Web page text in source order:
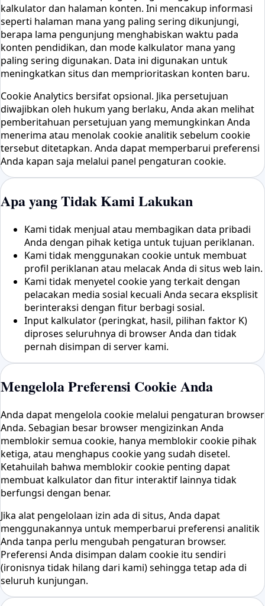
kalkulator dan halaman konten. Ini mencakup informasi
seperti halaman mana yang paling sering dikunjungi,
berapa lama pengunjung menghabiskan waktu pada
konten pendidikan, dan mode kalkulator mana yang
paling sering digunakan. Data ini digunakan untuk
meningkatkan situs dan memprioritaskan konten baru.
Cookie Analytics bersifat opsional. Jika persetujuan
diwajibkan oleh hukum yang berlaku, Anda akan melihat
pemberitahuan persetujuan yang memungkinkan Anda
menerima atau menolak cookie analitik sebelum cookie
tersebut ditetapkan. Anda dapat memperbarui preferensi
Anda kapan saja melalui panel pengaturan cookie.
Apa yang Tidak Kami Lakukan
Kami tidak menjual atau membagikan data pribadi
Anda dengan pihak ketiga untuk tujuan periklanan.
Kami tidak menggunakan cookie untuk membuat
profil periklanan atau melacak Anda di situs web lain.
Kami tidak menyetel cookie yang terkait dengan
pelacakan media sosial kecuali Anda secara eksplisit
berinteraksi dengan fitur berbagi sosial.
Input kalkulator (peringkat, hasil, pilihan faktor K)
diproses seluruhnya di browser Anda dan tidak
pernah disimpan di server kami.
Mengelola Preferensi Cookie Anda
Anda dapat mengelola cookie melalui pengaturan browser
Anda. Sebagian besar browser mengizinkan Anda
memblokir semua cookie, hanya memblokir cookie pihak
ketiga, atau menghapus cookie yang sudah disetel.
Ketahuilah bahwa memblokir cookie penting dapat
membuat kalkulator dan fitur interaktif lainnya tidak
berfungsi dengan benar.
Jika alat pengelolaan izin ada di situs, Anda dapat
menggunakannya untuk memperbarui preferensi analitik
Anda tanpa perlu mengubah pengaturan browser.
Preferensi Anda disimpan dalam cookie itu sendiri
(ironisnya tidak hilang dari kami) sehingga tetap ada di
seluruh kunjungan.